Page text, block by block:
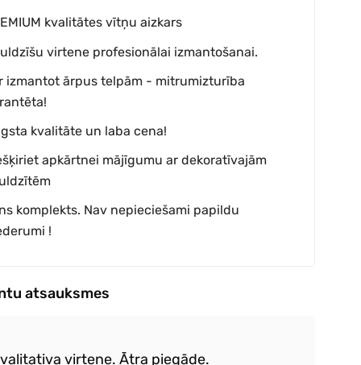
kvalitātes vītņu aizkars
virtene profesionālai izmantošanai.
izmantot ārpus telpām - mitrumizturība
kvalitāte un laba cena!
apkārtnei mājīgumu ar dekoratīvajām
komplekts. Nav nepieciešami papildu
!
atsauksmes
virtene. Ātra piegāde.